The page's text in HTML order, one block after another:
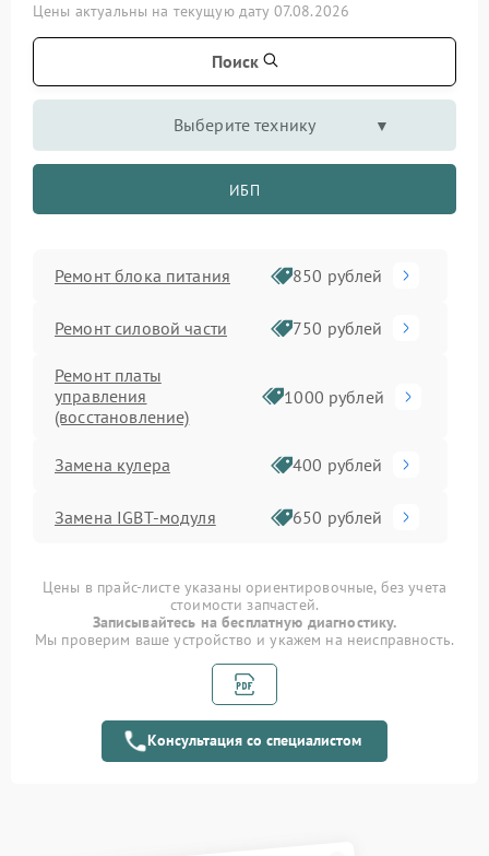
Цены актуальны на текущую дату 07.08.2026
Поиск
Выберите технику
ИБП
Ремонт блока питания 850 рублей
Ремонт силовой части 750 рублей
Ремонт платы
управления
(восстановление)
1000 рублей
Замена кулера 400 рублей
Замена IGBT-модуля 650 рублей
Цены в прайс-листе указаны ориентировочные, без учета
стоимости запчастей.
Записывайтесь на бесплатную диагностику.
Мы проверим ваше устройство и укажем на неисправность.
Консультация со специалистом